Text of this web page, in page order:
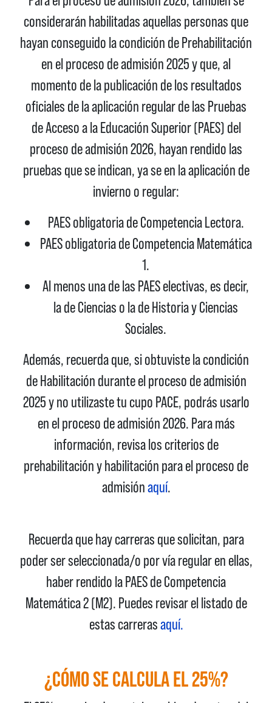
considerarán habilitadas aquellas personas que
hayan conseguido la condición de Prehabilitación
en el proceso de admisión 2025 y que, al
momento de la publicación de los resultados
oficiales de la aplicación regular de las Pruebas
de Acceso a la Educación Superior (PAES) del
proceso de admisión 2026, hayan rendido las
pruebas que se indican, ya se en la aplicación de
invierno o regular:
PAES obligatoria de Competencia Lectora.
PAES obligatoria de Competencia Matemática
1.
Al menos una de las PAES electivas, es decir,
la de Ciencias o la de Historia y Ciencias
Sociales.
Además, recuerda que, si obtuviste la condición
de Habilitación durante el proceso de admisión
2025 y no utilizaste tu cupo PACE, podrás usarlo
en el proceso de admisión 2026. Para más
información, revisa los criterios de
prehabilitación y habilitación para el proceso de
admisiónaquí.
Recuerda que hay carreras que solicitan, para
poder ser seleccionada/o por vía regular en ellas,
haber rendido la PAES de Competencia
Matemática 2 (M2). Puedes revisar el listado de
estas carrerasaquí.
¿CÓMO SE CALCULA EL 25%?